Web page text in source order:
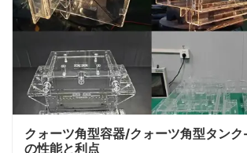
クォーツ角型容器/クォーツ角型タン
の性能と利点